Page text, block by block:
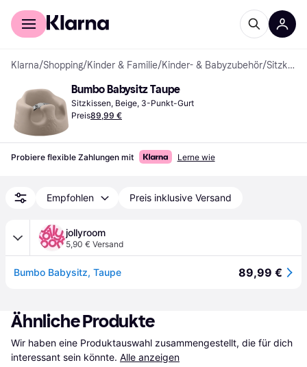
Für Shopper
Klarna/Shopping/Kinder & Familie/Kinder- & Babyzubehör/ Sitzkissen
Bumbo Babysitz Taupe
Sitzkissen, Beige, 3-Punkt-Gurt
Preis89,99 €
Probiere flexible Zahlungen mit Lerne wie
Empfohlen Preis inklusive Versand
jollyroom
5,90 € Versand
Bumbo Babysitz, Taupe 89,99 €
Ähnliche Produkte
Wir haben eine Produktauswahl zusammengestellt, die für dich
interessant sein könnte. Alle anzeigen